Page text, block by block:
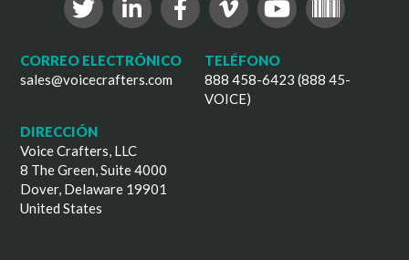
CORREO ELECTRÓNICO
sales@voicecrafters.com
TELÉFONO
888 458-6423 (888 45-
VOICE)
DIRECCIÓN
Voice Crafters, LLC
8 The Green, Suite 4000
Dover, Delaware 19901
United States